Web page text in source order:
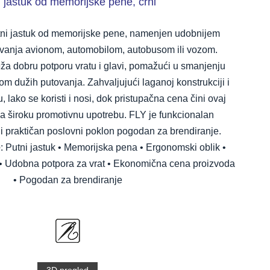
jastuk od memorijske pene, namenjen udobnijem
avionom, automobilom, autobusom ili vozom.
dobru potporu vratu i glavi, pomažući u smanjenju
dužih putovanja. Zahvaljujući laganoj konstrukciji i
lako se koristi i nosi, dok pristupačna cena čini ovaj
široku promotivnu upotrebu. FLY je funkcionalan
praktičan poslovni poklon pogodan za brendiranje.
Putni jastuk • Memorijska pena • Ergonomski oblik •
Udobna potpora za vrat • Ekonomična cena proizvoda
• Pogodan za brendiranje